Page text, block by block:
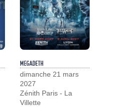
MEGADETH
dimanche 21 mars
2027
Zénith Paris - La
Villette